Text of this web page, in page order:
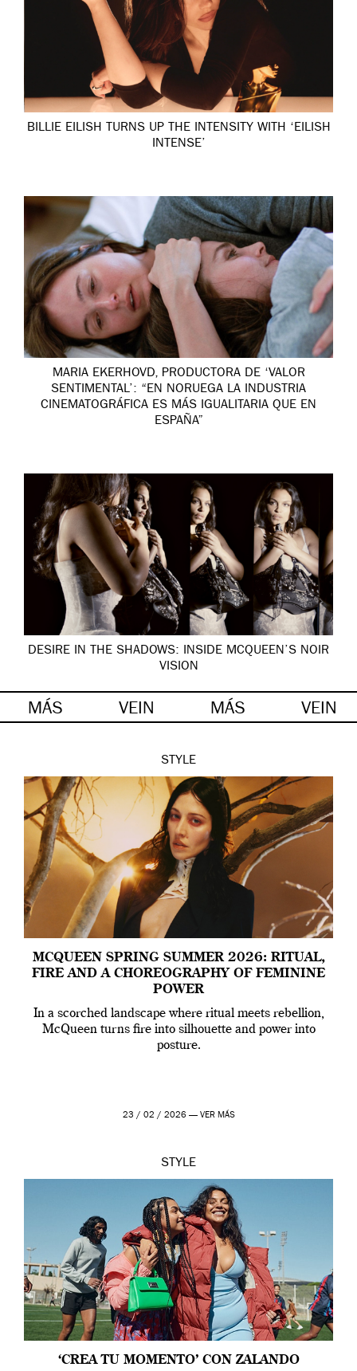
BILLIE EILISH TURNS UP THE INTENSITY WITH ‘EILISH
INTENSE’
MARIA EKERHOVD, PRODUCTORA DE ‘VALOR
SENTIMENTAL’: “EN NORUEGA LA INDUSTRIA
CINEMATOGRÁFICA ES MÁS IGUALITARIA QUE EN
ESPAÑA”
DESIRE IN THE SHADOWS: INSIDE MCQUEEN’S NOIR
VISION
MÁS VEIN MÁS VEIN
STYLE
MCQUEEN SPRING SUMMER 2026: RITUAL,
FIRE AND A CHOREOGRAPHY OF FEMININE
POWER
In a scorched landscape where ritual meets rebellion,
McQueen turns fire into silhouette and power into
posture.
23 / 02 / 2026 — VER MÁS
STYLE
‘CREA TU MOMENTO’ CON ZALANDO